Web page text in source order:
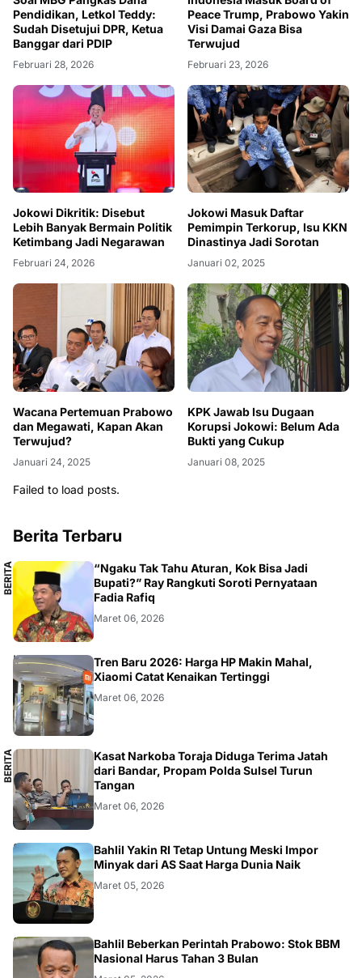
Pendidikan, Letkol Teddy:
Sudah Disetujui DPR, Ketua
Banggar dari PDIP
Februari 28, 2026
Peace Trump, Prabowo Yakin
Visi Damai Gaza Bisa
Terwujud
Februari 23, 2026
Jokowi Dikritik: Disebut
Lebih Banyak Bermain Politik
Ketimbang Jadi Negarawan
Februari 24, 2026
Jokowi Masuk Daftar
Pemimpin Terkorup, Isu KKN
Dinastinya Jadi Sorotan
Januari 02, 2025
Wacana Pertemuan Prabowo
dan Megawati, Kapan Akan
Terwujud?
Januari 24, 2025
KPK Jawab Isu Dugaan
Korupsi Jokowi: Belum Ada
Bukti yang Cukup
Januari 08, 2025
Failed to load posts.
Berita Terbaru
B
E
R
I
T
A
L
O
K
AL
“Ngaku Tak Tahu Aturan, Kok Bisa Jadi
Bupati?” Ray Rangkuti Soroti Pernyataan
Fadia Rafiq
Maret 06, 2026
SMARTPHONE
Tren Baru 2026: Harga HP Makin Mahal,
Xiaomi Catat Kenaikan Tertinggi
Maret 06, 2026
B
E
R
I
T
A
L
O
K
AL
Kasat Narkoba Toraja Diduga Terima Jatah
dari Bandar, Propam Polda Sulsel Turun
Tangan
Maret 06, 2026
BISNIS
Bahlil Yakin RI Tetap Untung Meski Impor
Minyak dari AS Saat Harga Dunia Naik
Maret 05, 2026
BISNIS
Bahlil Beberkan Perintah Prabowo: Stok BBM
Nasional Harus Tahan 3 Bulan